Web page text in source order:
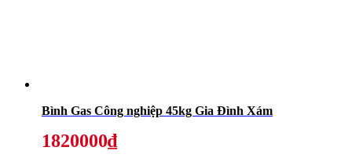
Bình Gas Công nghiệp 45kg Gia Đình Xám
1820000₫